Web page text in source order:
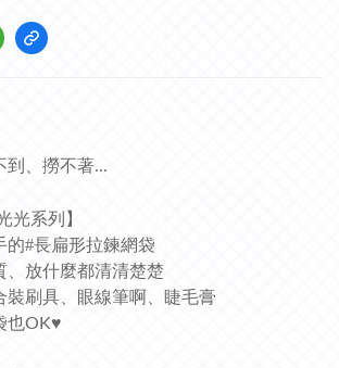
到、撈不著...
光系列】
的#長扁形拉鍊網袋
、放什麼都清清楚楚
裝刷具、眼線筆啊、睫毛膏
也OK♥